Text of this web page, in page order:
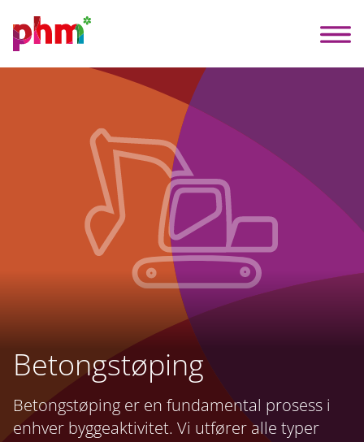
Betongstøping
Betongstøping er en fundamental prosess i
enhver byggeaktivitet. Vi utfører alle typer